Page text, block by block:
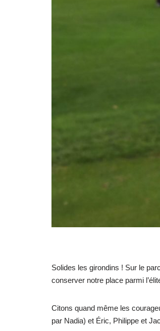
Solides les girondins ! Sur le
conserver notre place parmi
Citons quand même les
par Nadia) et Éric, Philippe et